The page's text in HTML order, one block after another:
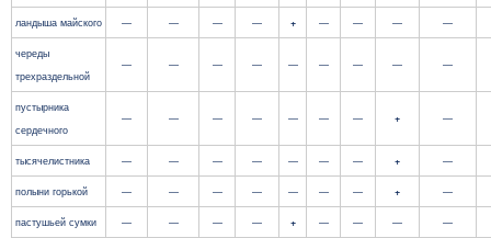
ландыша майского — — — — + — — — —
череды
трехраздельной
— — — — — — — — —
пустырника
сердечного
— — — — — — — + —
тысячелистника — — — — — — — + —
полыни горькой — — — — — — — + —
пастушьей сумки — — — — + — — — —